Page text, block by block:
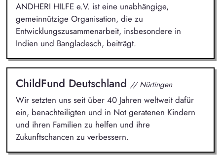
ANDHERI HILFE e.V. ist eine unabhängige,
gemeinnützige Organisation, die zu
Entwicklungszusammenarbeit, insbesondere in
Indien und Bangladesch, beiträgt.
ChildFund Deutschland // Nürtingen
Wir setzten uns seit über 40 Jahren weltweit dafür
ein, benachteiligten und in Not geratenen Kindern
und ihren Familien zu helfen und ihre
Zukunftschancen zu verbessern.